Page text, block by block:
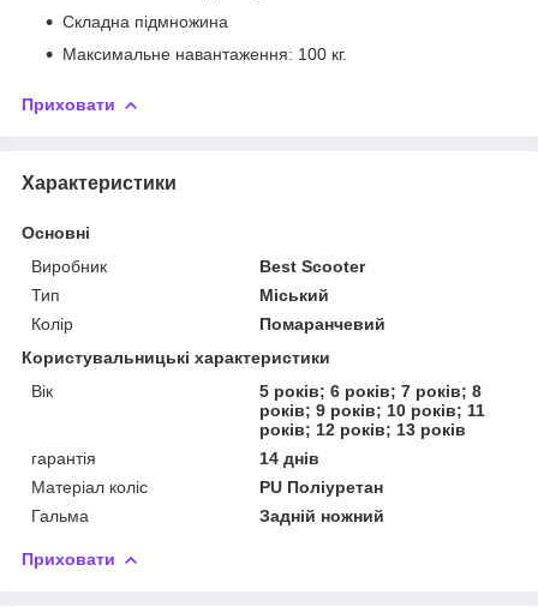
Складна підмножина
Максимальне навантаження: 100 кг.
Приховати
Характеристики
Основні
Виробник
Best Scooter
Тип
Міський
Колір
Помаранчевий
Користувальницькі характеристики
Вік
5 років; 6 років; 7 років; 8
років; 9 років; 10 років; 11
років; 12 років; 13 років
гарантія
14 днів
Матеріал коліс
PU Поліуретан
Гальма
Задній ножний
Приховати